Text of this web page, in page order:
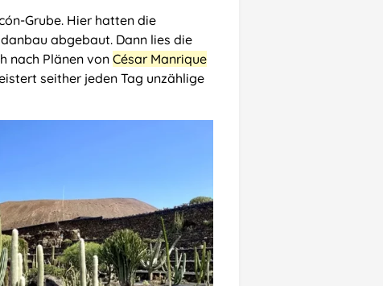
Grube. Hier hatten die
abgebaut. Dann lies die
nach Plänen von César Manrique
seither jeden Tag unzählige